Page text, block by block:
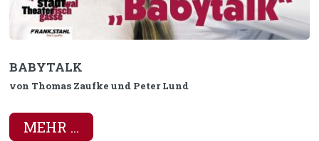
BABYTALK
von Thomas Zaufke und Peter Lund
MEHR ...